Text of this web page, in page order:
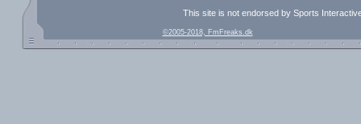
This site is not endorsed by Sports
©2005-2018, FmFreaks.dk